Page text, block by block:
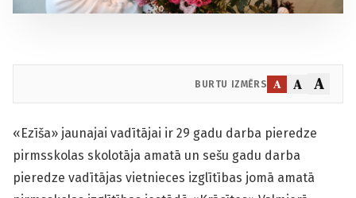
BURTU IZMĒRS A A A
«Ezīša» jaunajai vadītājai ir 29 gadu darba pieredze
pirmsskolas skolotāja amatā un sešu gadu darba
pieredze vadītājas vietnieces izglītības jomā amatā